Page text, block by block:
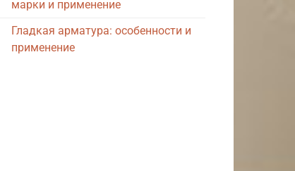
марки и применение
Гладкая арматура: особенности и
применение